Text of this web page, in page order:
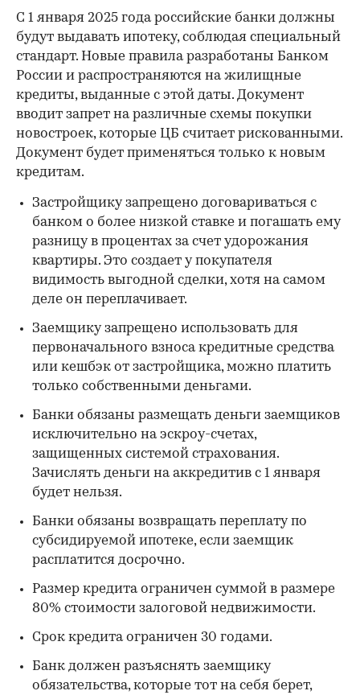
С 1 января 2025 года российские банки должны
будут выдавать ипотеку, соблюдая специальный
стандарт. Новые правила разработаны Банком
России и распространяются на жилищные
кредиты, выданные с этой даты. Документ
вводит запрет на различные схемы покупки
новостроек, которые ЦБ считает рискованными.
Документ будет применяться только к новым
кредитам.
Застройщику запрещено договариваться с
банком о более низкой ставке и погашать ему
разницу в процентах за счет удорожания
квартиры. Это создает у покупателя
видимость выгодной сделки, хотя на самом
деле он переплачивает.
Заемщику запрещено использовать для
первоначального взноса кредитные средства
или кешбэк от застройщика, можно платить
только собственными деньгами.
Банки обязаны размещать деньги заемщиков
исключительно на эскроу-счетах,
защищенных системой страхования.
Зачислять деньги на аккредитив с 1 января
будет нельзя.
Банки обязаны возвращать переплату по
субсидируемой ипотеке, если заемщик
расплатится досрочно.
Размер кредита ограничен суммой в размере
80% стоимости залоговой недвижимости.
Срок кредита ограничен 30 годами.
Банк должен разъяснять заемщику
обязательства, которые тот на себя берет,